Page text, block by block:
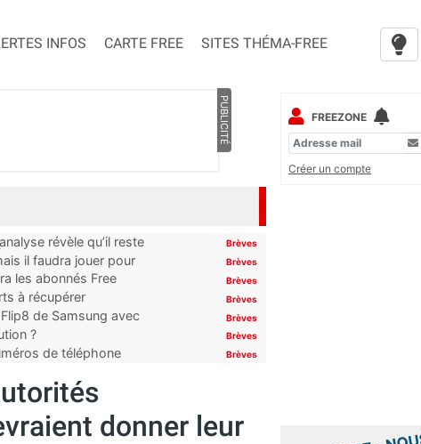
INFOS CARTE FREE SITES THÉMA-FREE
PUBLICITÉ
révèle qu’il reste
Brèves
il faudra jouer pour
Brèves
les abonnés Free
Brèves
à récupérer Brèves
de Samsung avec
Brèves
? Brèves
de téléphone
Brèves
donner leur
FREEZONE
Créer un compte